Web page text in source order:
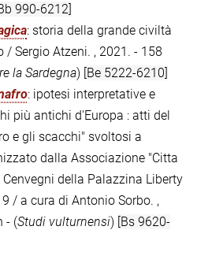
990-6212]
: storia della grande civiltà
/ Sergio Atzeni. , 2021. - 158
la Sardegna) [Be 5222-6210]
: ipotesi interpretative e
più antichi d'Europa : atti del
e gli scacchi" svoltosi a
dalla Associazione "Citta
Cenvegni della Palazzina Liberty
/ a cura di Antonio Sorbo. ,
- (Studi vulturnensi) [Bs 9620-